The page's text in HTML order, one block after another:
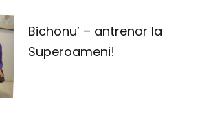
Bichonu’ – antrenor la
Superoameni!